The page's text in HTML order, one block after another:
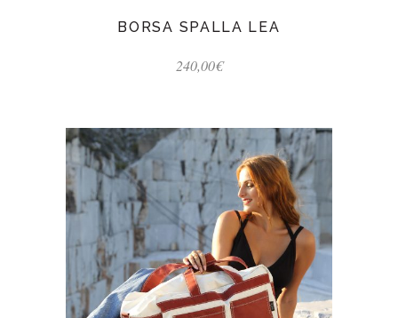
BORSA SPALLA LEA
240,00€